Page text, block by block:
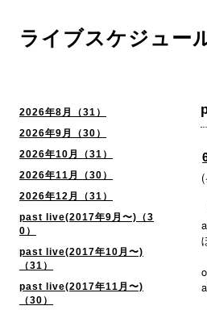
2026年8月（31）
2026年9月（30）
2026年10月（31）
2026年11月（30）
2026年12月（31）
past live(2017年9月〜)（3
0）
past live(2017年10月〜)
（31）
past live(2017年11月〜)
（30）
ライブスケジュー